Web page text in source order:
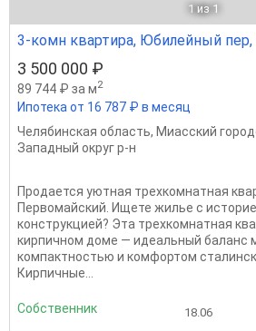
1 из 1
3-комн квартира, Юбилейный пер,
3 500 000 ₽
89 744 ₽ за м2
Ипотека от 16 787 ₽ в месяц
Челябинская область, Миасский
Западный округ р-н
Продается уютная трехкомнатная
Первомайский. Ищете жилье с
конструкцией? Эта трехкомнатная
кирпичном доме — идеальный баланс
компактностью и комфортом
Кирпичные...
Собственник 18.06